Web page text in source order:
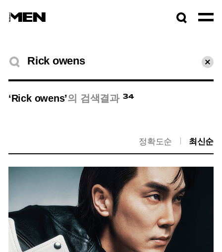
검색결과
초기
‘Rick owens’의 검색결과 34
정확도순 최신순